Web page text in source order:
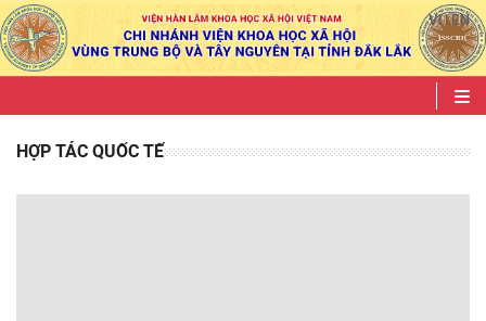
VI|EN
HỢP TÁC QUỐC TẾ